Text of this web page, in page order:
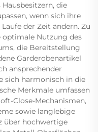
die
wenn sich ihre
der Zeit ändern. Zu
optimale Nutzung des
die Bereitstellung
Garderobenartikel
ansprechender
sich harmonisch in die
Merkmale umfassen
Close-Mechanismen,
sowie langlebige
über hochwertige